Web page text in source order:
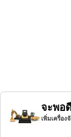
จะพอ
เพิ่มเครื่อ